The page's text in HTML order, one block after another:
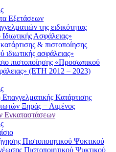
Εξετάσεων
της ειδικότητας
Ασφάλειας»
& πιστοποίησης
ασφάλειας»
πιστοποίησης «Προσωπικού
(ΕΤΗ 2012 – 2023)
Κατάρτισης
Ξηράς − Λιμένος
Εγκαταστάσεων
Πιστοποιητικού Ψυκτικού
Πιστοποιητικού Ψυκτικού